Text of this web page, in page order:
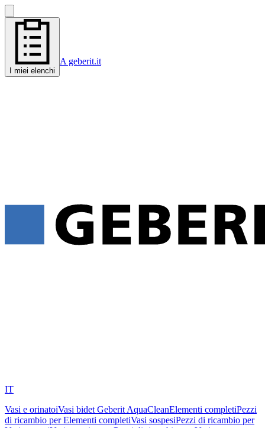
I miei elenchi
A geberit.it
IT
Vasi e orinatoiVasi bidet Geberit AquaCleanElementi completiPezzi
di ricambio per Elementi completiVasi sospesiPezzi di ricambio per